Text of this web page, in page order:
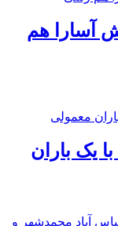
آسارا هم
یک باران